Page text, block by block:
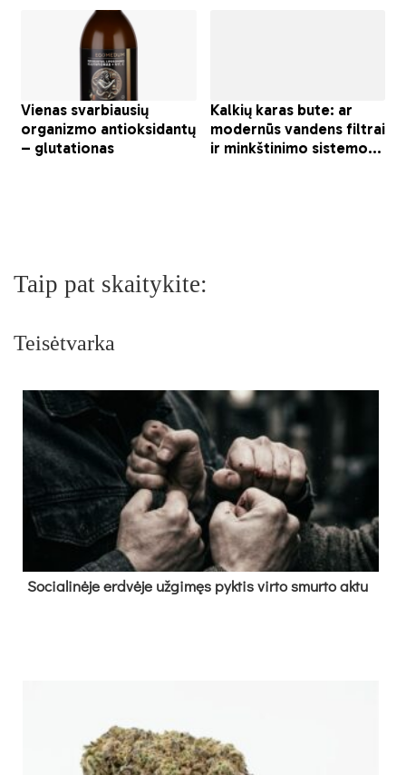
Taip pat skaitykite:
Teisėtvarka
So­cia­li­nė­je erd­vė­je už­gi­męs pyk­tis vir­to smur­to ak­tu